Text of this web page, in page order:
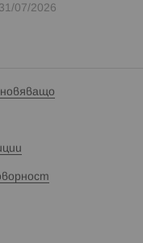
развитие
31/07/2026